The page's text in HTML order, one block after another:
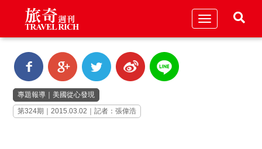
Toggle
專題報導 ｜美國從心發現
第324期｜2015.03.02｜記者：張偉浩